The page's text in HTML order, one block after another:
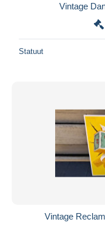
Vintage
Statuut
Vintage